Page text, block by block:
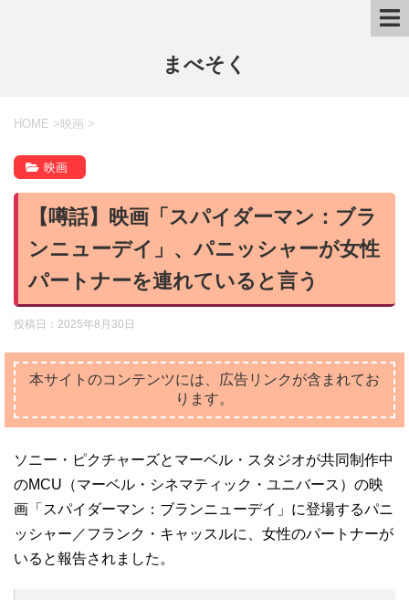
まべそく
HOME > 映画 >
映画
【噂話】映画「スパイダーマン：ブラ
ンニューデイ」、パニッシャーが女性
パートナーを連れていると言う
投稿日： 2025年8月30日
本サイトのコンテンツには、広告リンクが含まれてお
ります。
ソニー・ピクチャーズとマーベル・スタジオが共同制作中
のMCU（マーベル・シネマティック・ユニバース）の映
画「スパイダーマン：ブランニューデイ」に登場するパニ
ッシャー／フランク・キャッスルに、女性のパートナーが
いると報告されました。